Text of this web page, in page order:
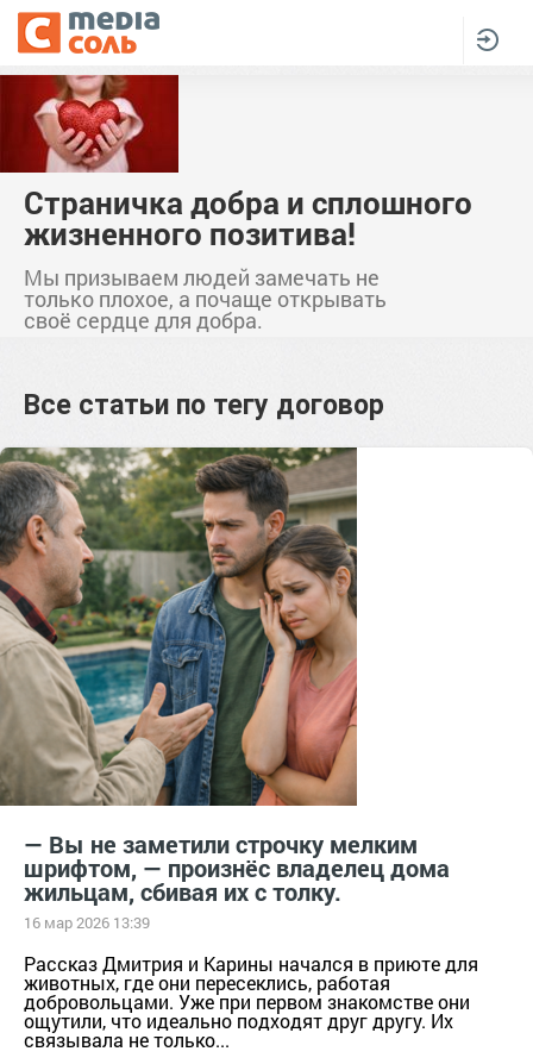
Страничка добра и сплошного
жизненного позитива!
Мы призываем людей замечать не
только плохое, а почаще открывать
своё сердце для добра.
Все статьи по тегу договор
— Вы не заметили строчку мелким
шрифтом, — произнёс владелец дома
жильцам, сбивая их с толку.
16 мар 2026 13:39
Рассказ Дмитрия и Карины начался в приюте для
животных, где они пересеклись, работая
добровольцами. Уже при первом знакомстве они
ощутили, что идеально подходят друг другу. Их
связывала не только...